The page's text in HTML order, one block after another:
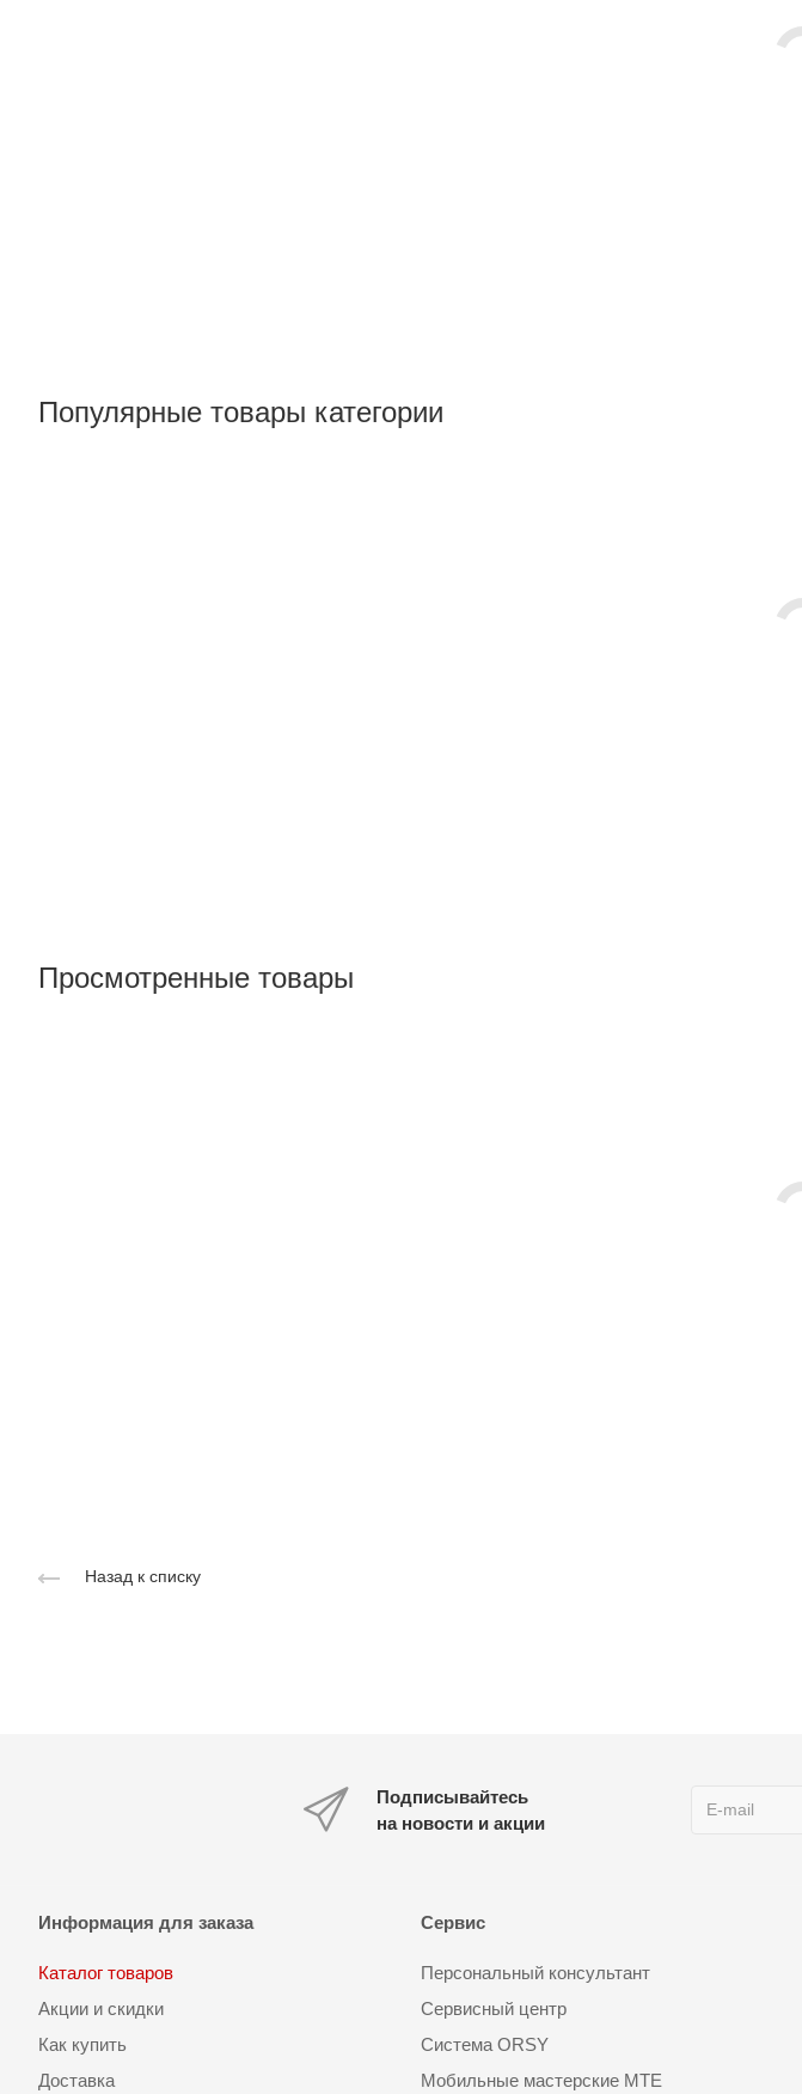
Популярные товары категории
Просмотренные товары
Назад к списку
Подписывайтесь
на новости и акции
Информация для заказа
Каталог товаров
Акции и скидки
Как купить
Доставка
Сервис
Персональный консультант
Сервисный центр
Система ORSY
Мобильные мастерские MTE